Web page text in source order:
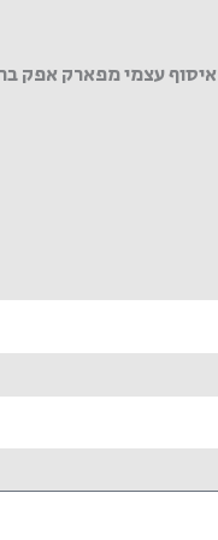
איסוף עצמי מפארק אפק